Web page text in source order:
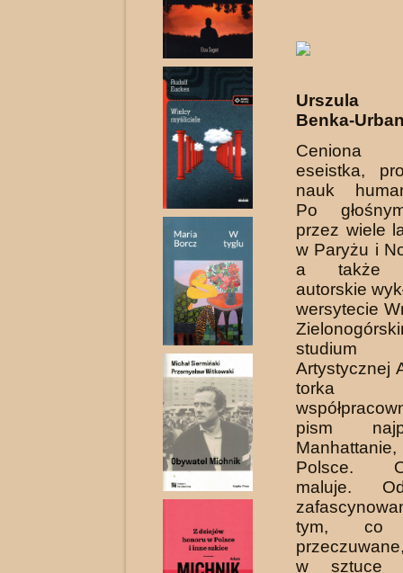
Urszula
Benka-
eseistka,
nauk
Po
przez wiele
w Paryżu i
a także
autorskie
wersytecie
studium
Artystycznej
pism
Polsce.
maluje.
tym, co
w sztuce